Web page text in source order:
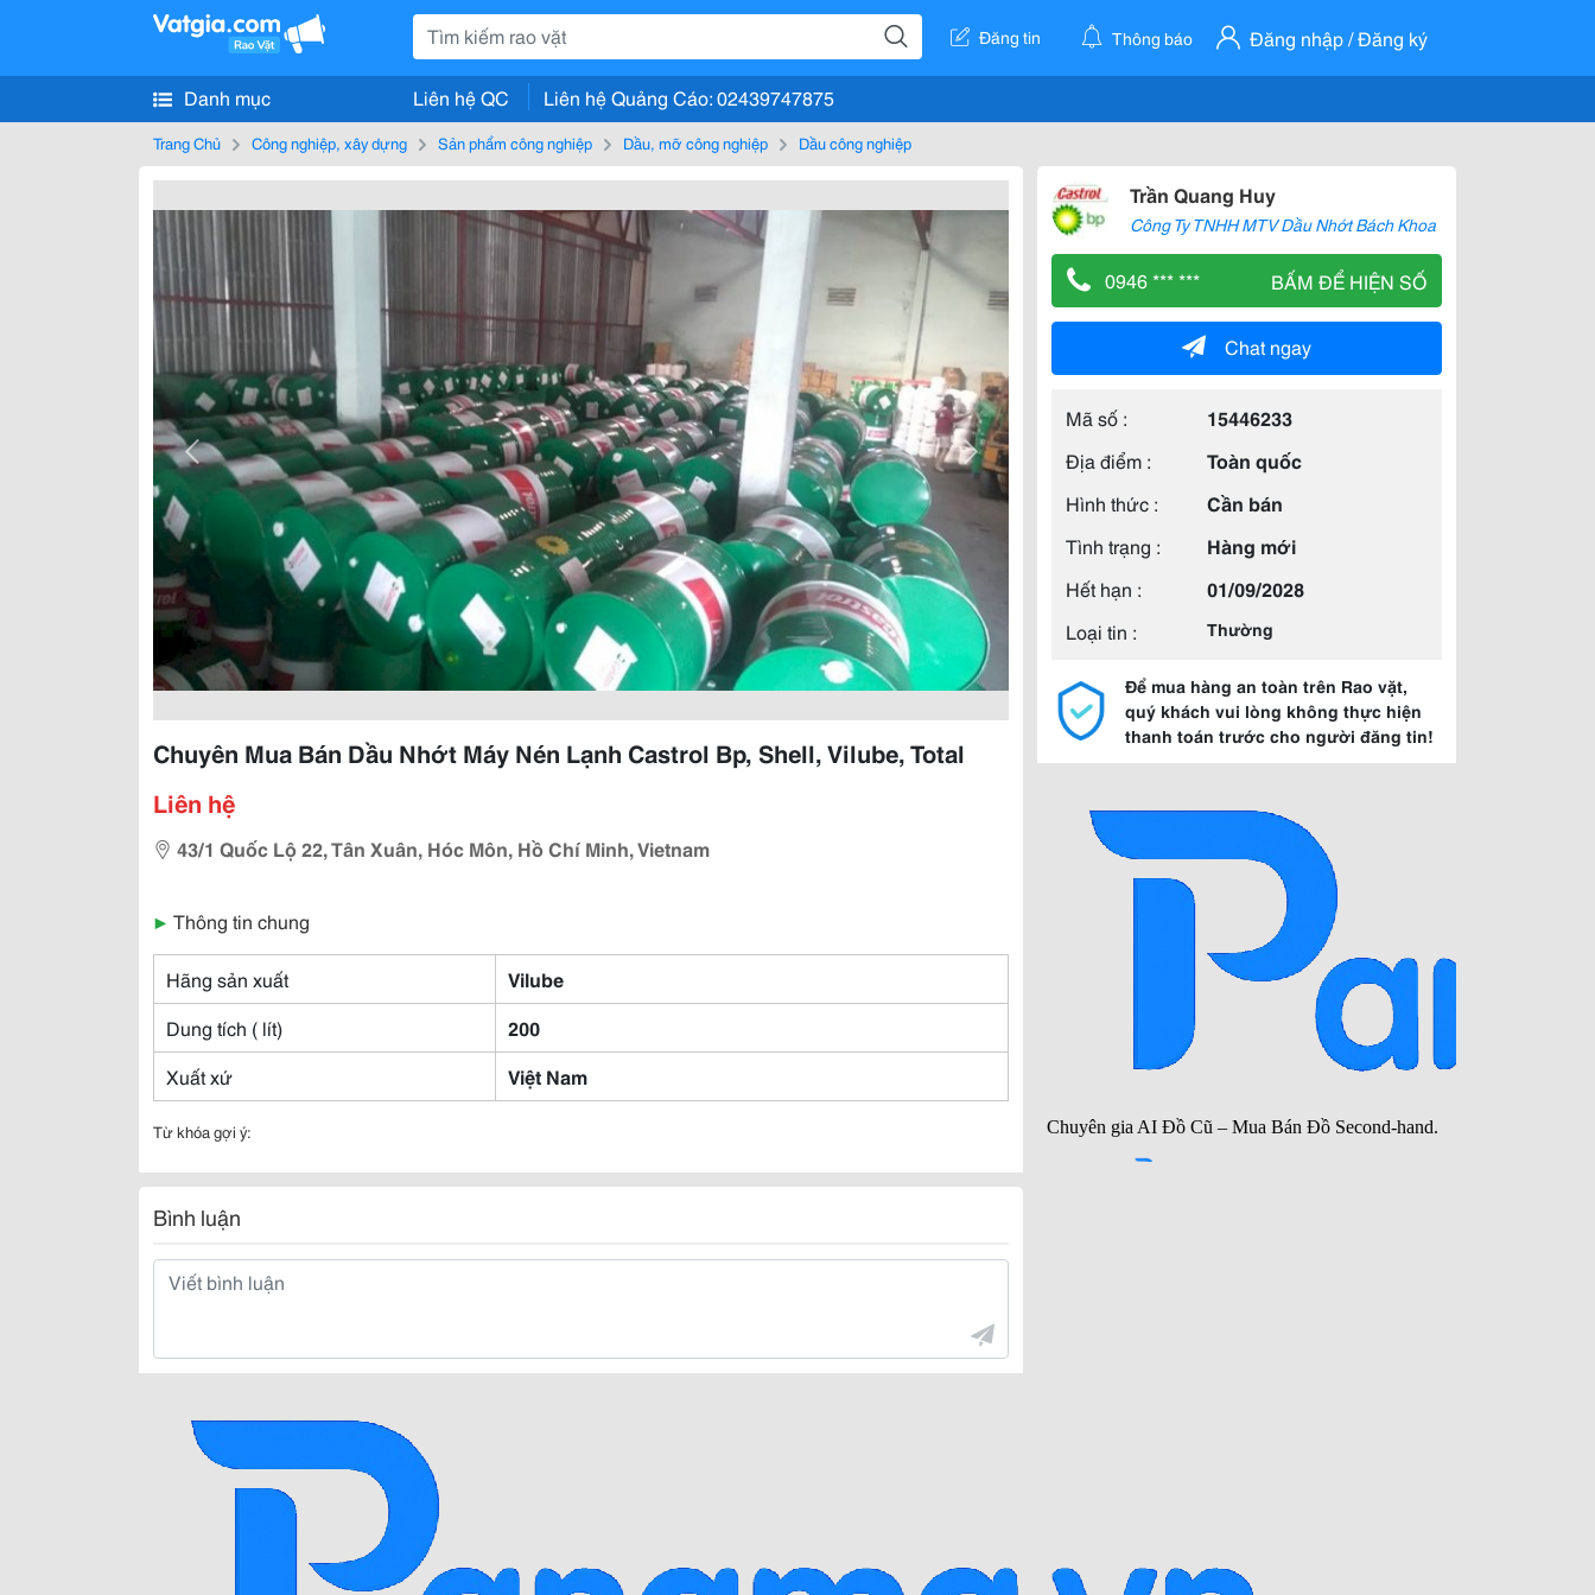
Đăng tin Thông báo Đăng nhập / Đăng ký
Danh mục Liên hệ QC Liên hệ Quảng Cáo: 02439747875
Trang Chủ Công nghiệp, xây dựng Sản phẩm công nghiệp Dầu, mỡ công nghiệp Dầu công nghiệp
Chuyên Mua Bán Dầu Nhớt Máy Nén Lạnh Castrol Bp, Shell, Vilube, Total
Liên hệ
43/1 Quốc Lộ 22, Tân Xuân, Hóc Môn, Hồ Chí Minh, Vietnam
▶ Thông tin chung
Hãng sản xuất
Vilube
Dung tích ( lít)
200
Xuất xứ
Việt Nam
Từ khóa gợi ý:
Bình luận
Trần Quang Huy
Công Ty TNHH MTV Dầu Nhớt Bách Khoa
0946 *** *** BẤM ĐỂ HIỆN SỐ
Chat ngay
Mã số :
15446233
Địa điểm :
Toàn quốc
Hình thức :
Cần bán
Tình trạng :
Hàng mới
Hết hạn :
01/09/2028
Loại tin :
Thường
Để mua hàng an toàn trên Rao vặt,
quý khách vui lòng không thực hiện
thanh toán trước cho người đăng tin!